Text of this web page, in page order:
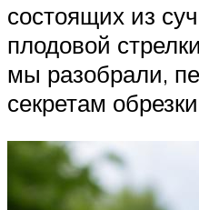
состоящих из
плодовой
мы разобрали,
секретам